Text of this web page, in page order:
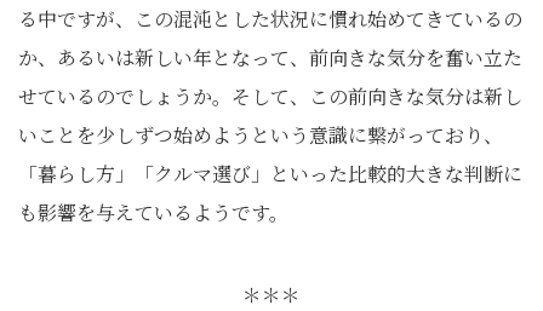
る中ですが、この混沌とした状況に慣れ始めてきているの
か、あるいは新しい年となって、前向きな気分を奮い立た
せているのでしょうか。そして、この前向きな気分は新し
いことを少しずつ始めようという意識に繋がっており、
「暮らし方」「クルマ選び」といった比較的大きな判断に
も影響を与えているようです。
＊＊＊